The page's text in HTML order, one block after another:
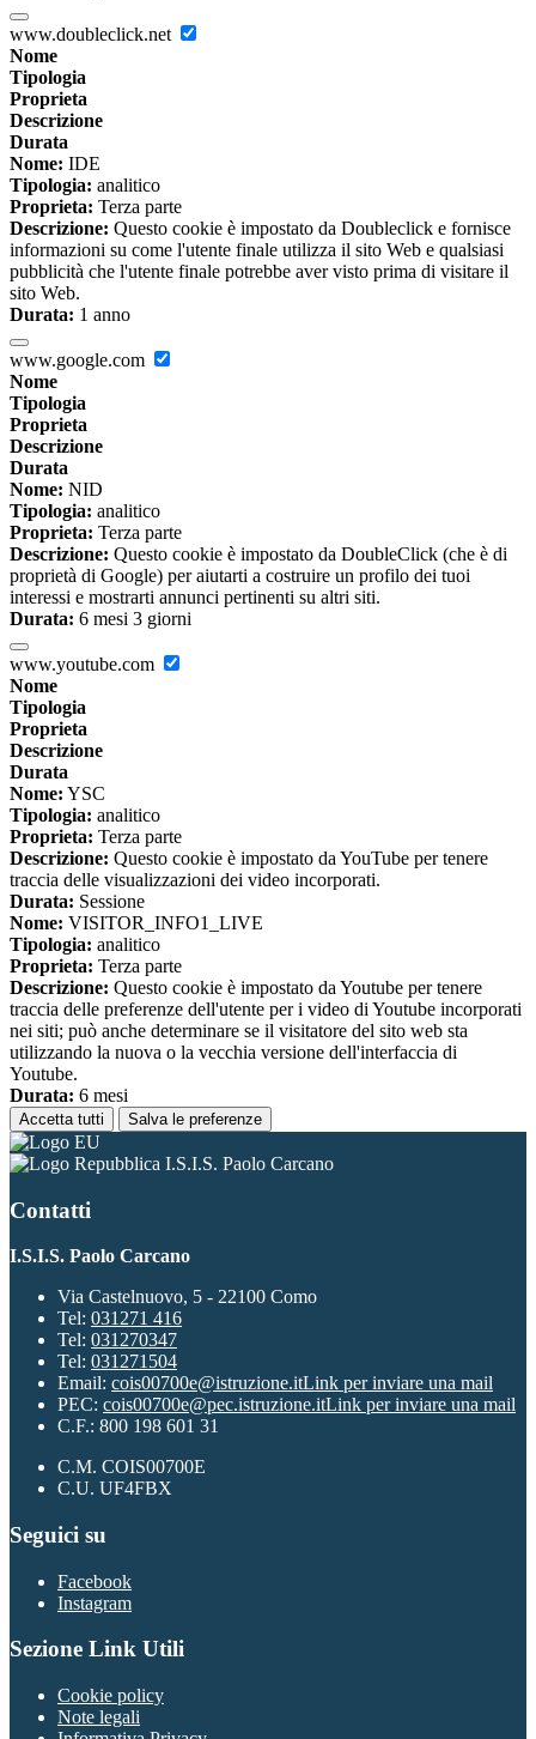
www.doubleclick.net
Nome
Tipologia
Proprieta
Descrizione
Durata
Nome: IDE
Tipologia: analitico
Proprieta: Terza parte
Descrizione: Questo cookie è impostato da Doubleclick e fornisce
informazioni su come l'utente finale utilizza il sito Web e qualsiasi
pubblicità che l'utente finale potrebbe aver visto prima di visitare il
sito Web.
Durata: 1 anno
www.google.com
Nome
Tipologia
Proprieta
Descrizione
Durata
Nome: NID
Tipologia: analitico
Proprieta: Terza parte
Descrizione: Questo cookie è impostato da DoubleClick (che è di
proprietà di Google) per aiutarti a costruire un profilo dei tuoi
interessi e mostrarti annunci pertinenti su altri siti.
Durata: 6 mesi 3 giorni
www.youtube.com
Nome
Tipologia
Proprieta
Descrizione
Durata
Nome: YSC
Tipologia: analitico
Proprieta: Terza parte
Descrizione: Questo cookie è impostato da YouTube per tenere
traccia delle visualizzazioni dei video incorporati.
Durata: Sessione
Nome: VISITOR_INFO1_LIVE
Tipologia: analitico
Proprieta: Terza parte
Descrizione: Questo cookie è impostato da Youtube per tenere
traccia delle preferenze dell'utente per i video di Youtube incorporati
nei siti; può anche determinare se il visitatore del sito web sta
utilizzando la nuova o la vecchia versione dell'interfaccia di
Youtube.
Durata: 6 mesi
Accetta tutti Salva le preferenze
I.S.I.S. Paolo Carcano
Contatti
I.S.I.S. Paolo Carcano
Via Castelnuovo, 5 - 22100 Como
Tel: 031271 416
Tel: 031270347
Tel: 031271504
Email: cois00700e@istruzione.itLink per inviare una mail
PEC: cois00700e@pec.istruzione.itLink per inviare una mail
C.F.: 800 198 601 31
C.M. COIS00700E
C.U. UF4FBX
Seguici su
Facebook
Instagram
Sezione Link Utili
Cookie policy
Note legali